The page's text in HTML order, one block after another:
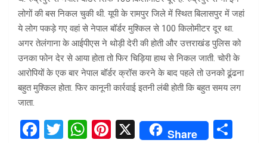
लोगों की बस निकल चुकी थी. यूपी के रामपुर जिले में स्थित बिलासपुर में जहां
ये लोग पकड़े गए वहां से नेपाल बॉर्डर मुश्किल से 100 किलोमीटर दूर था.
अगर तेलंगाना के आईपीएस ने थोड़ी देरी की होती और उत्तराखंड पुलिस को
उनका फोन देर से आया होता तो फिर चिड़िया हाथ से निकल जाती. चोरी के
आरोपियों के एक बार नेपाल बॉर्डर क्रॉस करने के बाद पहले तो उनको ढूंढना
बहुत मुश्किल होता. फिर कानूनी कार्रवाई इतनी लंबी होती कि बहुत समय लग
जाता.
F
T
W Pi X Share